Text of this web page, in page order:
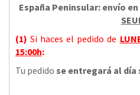
España Peninsular: envío en
(1)Si haces el pedido de
15:00h:
Tu pedido se entregará al día